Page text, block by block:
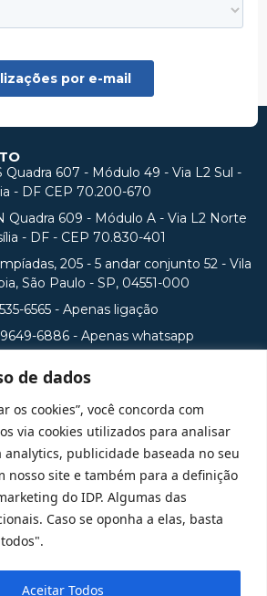
de dados
os cookies”, você concorda com
via cookies utilizados para analisar
analytics, publicidade baseada no seu
nosso site e também para a definição
do IDP. Algumas das
Caso se oponha a elas, basta
Aceitar Todos
Quadra 607 - Módulo 49 - Via L2 Sul -
- DF CEP 70.200-670
Quadra 609 - Módulo A - Via L2 Norte
- DF - CEP 70.830-401
205 - 5 andar conjunto 52 - Vila
São Paulo - SP, 04551-000
6565 - Apenas ligação
6886 - Apenas whatsapp
aqui o cadastro da Instituição no Sistema e-
MEC